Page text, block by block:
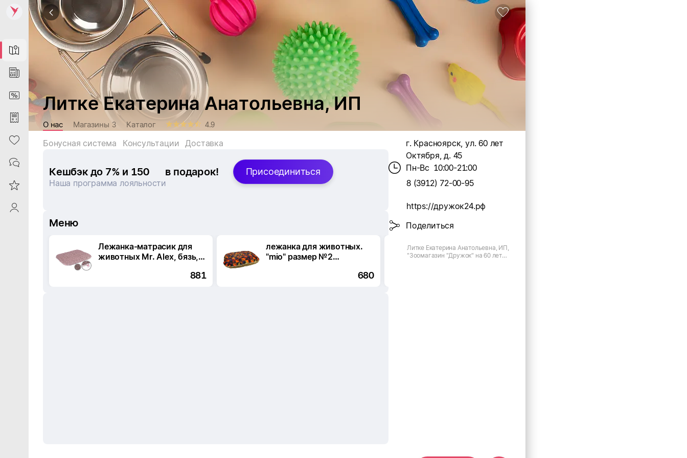
Map
News
DiscountCard
Purchases
Heart
Contacts
Reviews
ProfileSaby
Литке Екатерина Анатольевна, ИП
О нас Магазины 3 Каталог 4.9
Бонусная система Консультации Доставка
Кешбэк до 7% и 150 в подарок!
Наша программа лояльности
Присоединиться
Меню
Лежанка-матрасик для
животных Mr. Alex, бязь,
881
лежанка для животных.
"mio" размер №2
680
Лежанка прямоугольная
"Этника" М,
г. Красноярск, ул. 60 лет
Октября, д. 45
Пн-Вс 10:00-21:00
8 (3912) 72-00-95
https://дружок24.рф
Поделиться
Литке Екатерина Анатольевна, ИП,
"Зоомагазин "Дружок" на 60 лет